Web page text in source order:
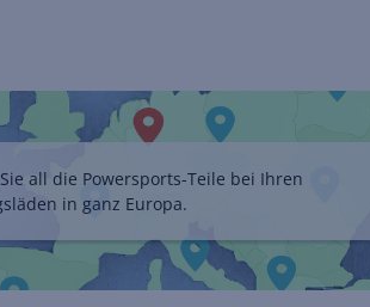
all die Powersports-Teile bei Ihren
in ganz Europa.